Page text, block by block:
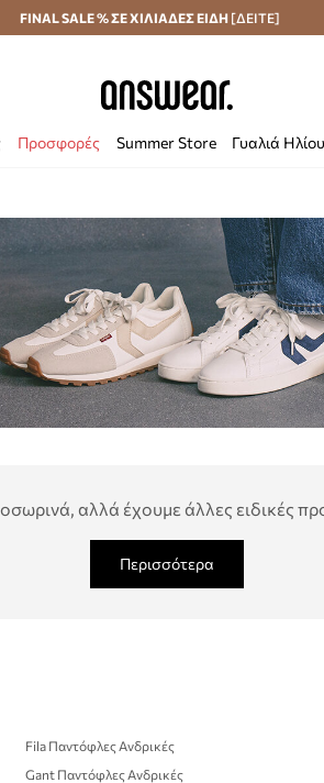
σε 24 ώρες Εξοικονομήστε με το
FINAL SALE % ΣΕ ΧΙΛΙΑΔΕΣ ΕΙΔΗ [ΔΕΙΤΕ]
Προσφορές Summer Store Γυαλιά Ηλίου
αλλά έχουμε άλλες ειδικές
Περισσότερα
Fila Παντόφλες Ανδρικές
Gant Παντόφλες Ανδρικές